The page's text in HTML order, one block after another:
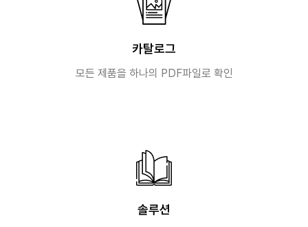
카탈로그
모든 제품을 하나의 PDF파일로 확인
솔루션